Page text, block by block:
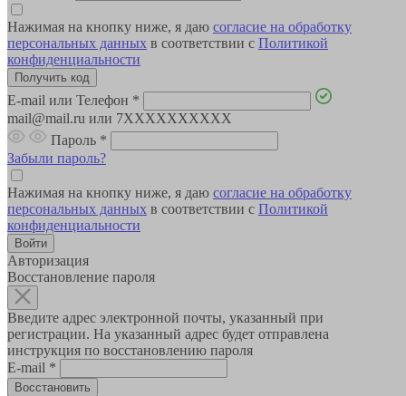
Нажимая на кнопку ниже, я даю согласие на обработку
персональных данных в соответствии с Политикой
конфиденциальности
E-mail или Телефон *
mail@mail.ru или 7XXXXXXXXXX
Пароль *
Забыли пароль?
Нажимая на кнопку ниже, я даю согласие на обработку
персональных данных в соответствии с Политикой
конфиденциальности
Авторизация
Восстановление пароля
Введите адрес электронной почты, указанный при
регистрации. На указанный адрес будет отправлена
инструкция по восстановлению пароля
E-mail *